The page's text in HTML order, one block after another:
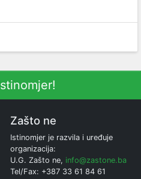
Zašto ne
Istinomjer je razvila i uređuje
organizacija:
U.G. Zašto ne, info@zastone.ba
Tel/Fax: +387 33 61 84 61